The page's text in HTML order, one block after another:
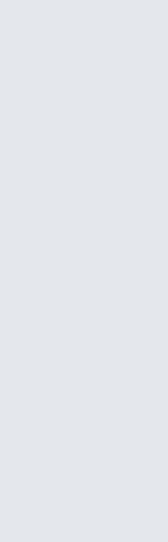
hintaan.
ja